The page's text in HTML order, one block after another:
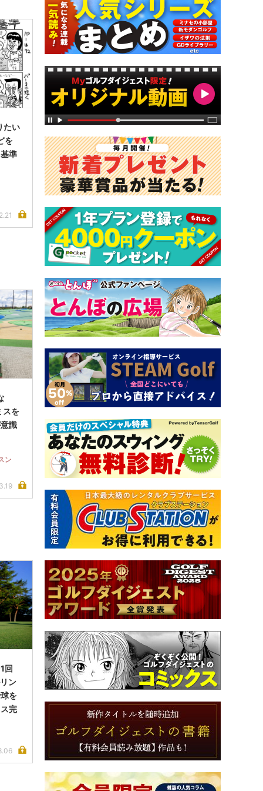
たい
を
準
スを
識
ン
回
ン
を
完